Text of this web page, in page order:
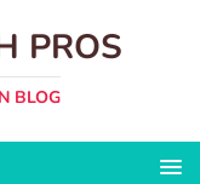
PROS
BLOG